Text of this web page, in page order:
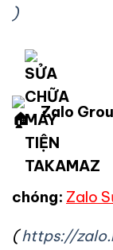
)
Zalo
chóng: Zalo
(https://